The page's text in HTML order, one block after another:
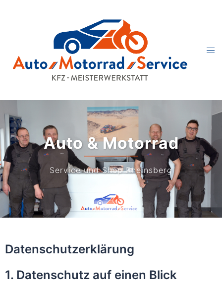
Auto & Motorrad
Service und Shop Rheinsberg
Datenschutz­erklärung
1. Datenschutz auf einen Blick